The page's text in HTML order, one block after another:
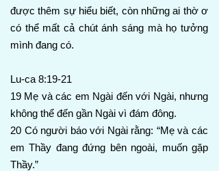
được thêm sự hiểu biết, còn những ai thờ ơ
có thể mất cả chút ánh sáng mà họ tưởng
mình đang có.
Lu-ca 8:19-21
19 Mẹ và các em Ngài đến với Ngài, nhưng
không thể đến gần Ngài vì đám đông.
20 Có người báo với Ngài rằng: “Mẹ và các
em Thầy đang đứng bên ngoài, muốn gặp
Thầy.”